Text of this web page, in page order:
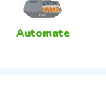
Automate